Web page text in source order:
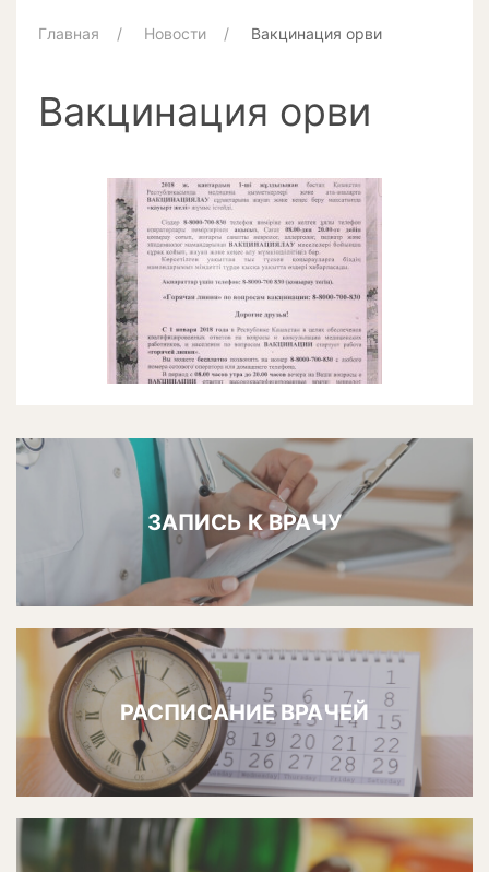
Главная Новости Вакцинация орви
Вакцинация орви
ЗАПИСЬ К ВРАЧУ
РАСПИСАНИЕ ВРАЧЕЙ